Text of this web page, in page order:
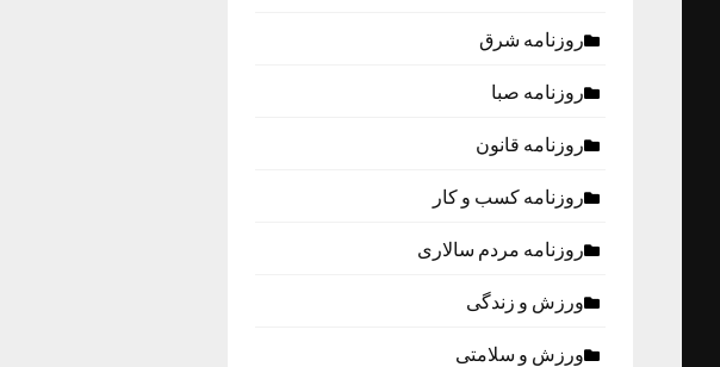
روزنامه شرق
روزنامه صبا
روزنامه قانون
روزنامه كسب و كار
روزنامه مردم سالاری
ورزش و زندگی
ورزش و سلامتی